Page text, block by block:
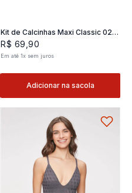
Kit de Calcinhas Maxi Classic 02 -
2 und
R$ 69 ,90
Em até 1x sem juros
Adicionar na sacola